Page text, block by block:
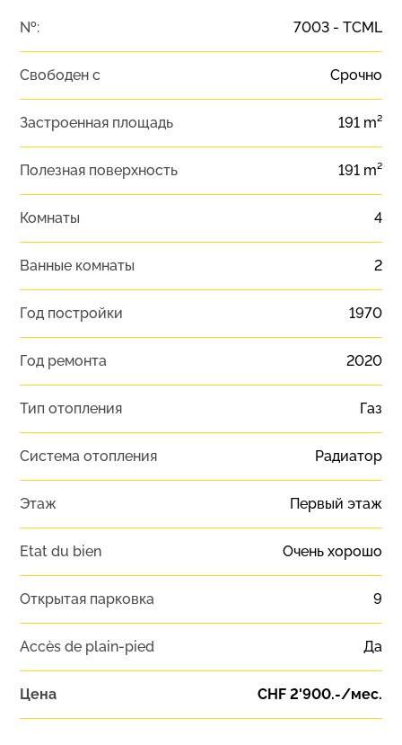
№: 7003 - TCML
Свободен с Срочно
Застроенная площадь 191 m²
Полезная поверхность 191 m²
Комнаты 4
Ванные комнаты 2
Год постройки 1970
Год ремонта 2020
Тип отопления Газ
Система отопления Радиатор
Этаж Первый этаж
Etat du bien Очень хорошо
Открытая парковка 9
Accès de plain-pied Да
Цена CHF 2'900.-/мес.